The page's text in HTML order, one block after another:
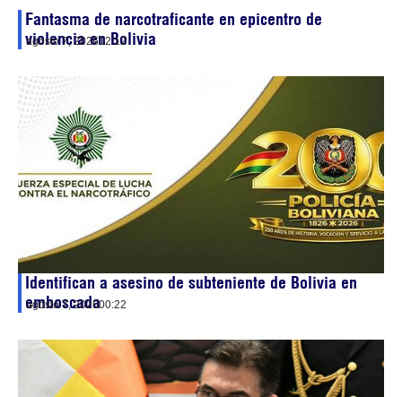
Fantasma de narcotraficante en epicentro de
violencia en Bolivia
agosto 7, 202612:12
Identifican a asesino de subteniente de Bolivia en
emboscada
agosto 7, 202600:22